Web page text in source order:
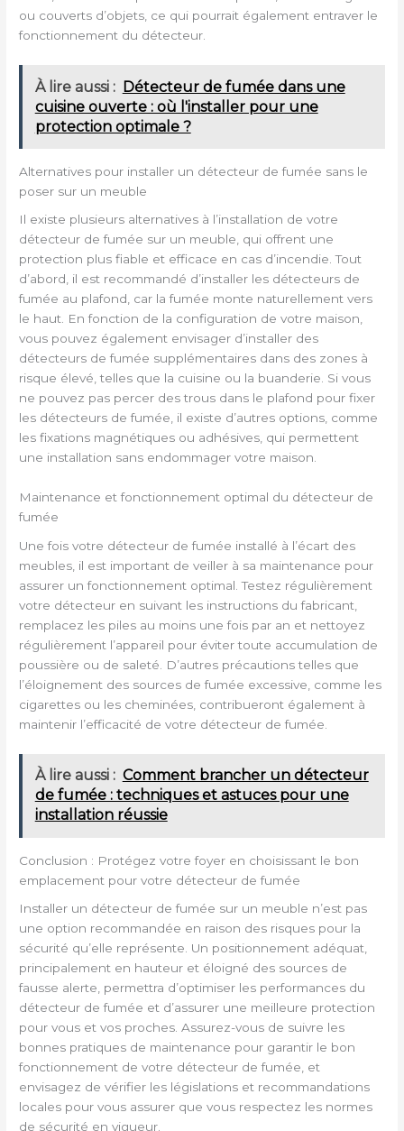
ou couverts d’objets, ce qui pourrait également entraver le
fonctionnement du détecteur.
À lire aussi : Détecteur de fumée dans une
cuisine ouverte : où l'installer pour une
protection optimale ?
Alternatives pour installer un détecteur de fumée sans le
poser sur un meuble
Il existe plusieurs alternatives à l’installation de votre
détecteur de fumée sur un meuble, qui offrent une
protection plus fiable et efficace en cas d’incendie. Tout
d’abord, il est recommandé d’installer les détecteurs de
fumée au plafond, car la fumée monte naturellement vers
le haut. En fonction de la configuration de votre maison,
vous pouvez également envisager d’installer des
détecteurs de fumée supplémentaires dans des zones à
risque élevé, telles que la cuisine ou la buanderie. Si vous
ne pouvez pas percer des trous dans le plafond pour fixer
les détecteurs de fumée, il existe d’autres options, comme
les fixations magnétiques ou adhésives, qui permettent
une installation sans endommager votre maison.
Maintenance et fonctionnement optimal du détecteur de
fumée
Une fois votre détecteur de fumée installé à l’écart des
meubles, il est important de veiller à sa maintenance pour
assurer un fonctionnement optimal. Testez régulièrement
votre détecteur en suivant les instructions du fabricant,
remplacez les piles au moins une fois par an et nettoyez
régulièrement l’appareil pour éviter toute accumulation de
poussière ou de saleté. D’autres précautions telles que
l’éloignement des sources de fumée excessive, comme les
cigarettes ou les cheminées, contribueront également à
maintenir l’efficacité de votre détecteur de fumée.
À lire aussi : Comment brancher un détecteur
de fumée : techniques et astuces pour une
installation réussie
Conclusion : Protégez votre foyer en choisissant le bon
emplacement pour votre détecteur de fumée
Installer un détecteur de fumée sur un meuble n’est pas
une option recommandée en raison des risques pour la
sécurité qu’elle représente. Un positionnement adéquat,
principalement en hauteur et éloigné des sources de
fausse alerte, permettra d’optimiser les performances du
détecteur de fumée et d’assurer une meilleure protection
pour vous et vos proches. Assurez-vous de suivre les
bonnes pratiques de maintenance pour garantir le bon
fonctionnement de votre détecteur de fumée, et
envisagez de vérifier les législations et recommandations
locales pour vous assurer que vous respectez les normes
de sécurité en vigueur.